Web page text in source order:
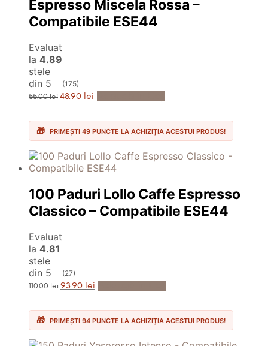
Espresso Miscela Rossa –
Compatibile ESE44
Evaluat
la 4.89
stele
din 5
(175)
55.00lei Prețul
inițial
fost:
55.00 lei.
48.90 lei Prețul
curent
48.90 lei.
PRIMEȘTI 49 PUNCTE LA ACHIZIȚIA ACESTUI PRODUS!
100 Paduri Lollo Caffe Espresso
Classico – Compatibile ESE44
Evaluat
la 4.81
stele
din 5
(27)
110.00lei Prețul
inițial
fost:
110.00 lei.
93.90 lei Prețul
curent
93.90 lei.
PRIMEȘTI 94 PUNCTE LA ACHIZIȚIA ACESTUI PRODUS!